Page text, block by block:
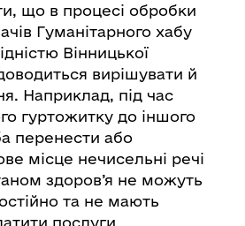
що в процесі обробки
Гуманітарного хабу
Вінницької
вирішувати й
Наприклад, під час
гуртожитку до іншого
перенести або
місце нечисельні речі
здоров’я не можуть
та не мають
послуги